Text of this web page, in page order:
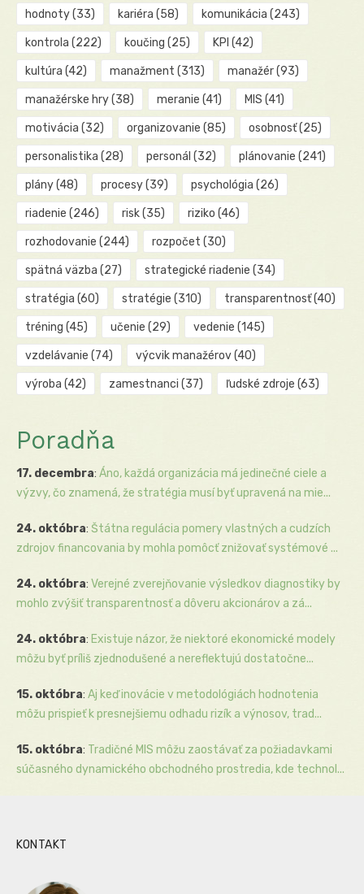
hodnoty(33) kariéra (58) komunikácia (243)
kontrola (222) koučing (25) KPI (42)
kultúra (42) manažment (313) manažér(93)
manažérske hry(38) meranie (41) MIS (41)
motivácia (32) organizovanie (85) osobnosť(25)
personalistika (28) personál (32) plánovanie (241)
plány(48) procesy(39) psychológia (26)
riadenie (246) risk(35) riziko (46)
rozhodovanie (244) rozpočet (30)
spätná väzba (27) strategické riadenie (34)
stratégia (60) stratégie (310) transparentnosť(40)
tréning (45) učenie (29) vedenie (145)
vzdelávanie (74) výcvik manažérov(40)
výroba (42) zamestnanci (37) ľudské zdroje (63)
Poradňa
17. decembra: Áno, každá organizácia má jedinečné ciele a
výzvy, čo znamená, že stratégia musí byť upravená na mie...
24. októbra: Štátna regulácia pomery vlastných a cudzích
zdrojov financovania by mohla pomôcť znižovať systémové ...
24. októbra: Verejné zverejňovanie výsledkov diagnostiky by
mohlo zvýšiť transparentnosť a dôveru akcionárov a zá...
24. októbra: Existuje názor, že niektoré ekonomické modely
môžu byť príliš zjednodušené a nereflektujú dostatočne...
15. októbra: Aj keď inovácie v metodológiách hodnotenia
môžu prispieť k presnejšiemu odhadu rizík a výnosov, trad...
15. októbra: Tradičné MIS môžu zaostávať za požiadavkami
súčasného dynamického obchodného prostredia, kde technol...
KONTAKT